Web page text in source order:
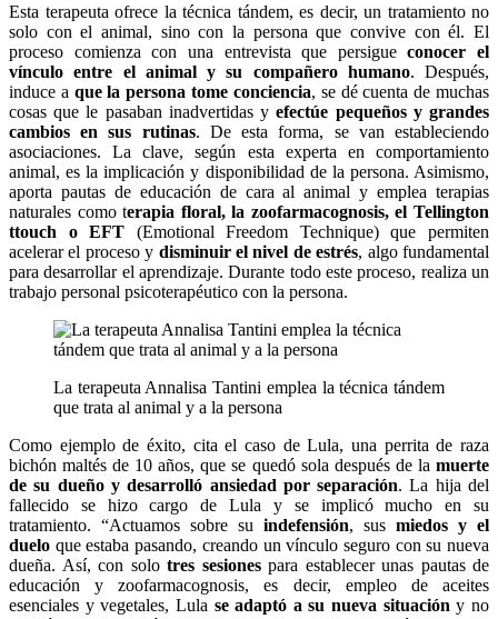
Esta terapeuta ofrece la técnica tándem, es decir, un tratamiento no
solo con el animal, sino con la persona que convive con él. El
proceso comienza con una entrevista que persigueconocer el
vínculo entre el animal y su compañero humano. Después,
induce a que la persona tome conciencia, se dé cuenta de muchas
cosas que le pasaban inadvertidas yefectúe pequeños y grandes
cambios en sus rutinas. De esta forma, se van estableciendo
asociaciones. La clave, según esta experta en comportamiento
animal, es la implicación y disponibilidad de la persona. Asimismo,
aporta pautas de educación de cara al animal y emplea terapias
naturales como terapia floral, la zoofarmacognosis, el Tellington
ttouch o EFT (Emotional Freedom Technique) que permiten
acelerar el proceso y disminuir el nivel de estrés, algo fundamental
para desarrollar el aprendizaje. Durante todo este proceso, realiza un
trabajo personal psicoterapéutico con la persona.
La terapeuta Annalisa Tantini emplea la técnica tándem
que trata al animal y a la persona
Como ejemplo de éxito, cita el caso de Lula, una perrita de raza
bichón maltés de 10 años, que se quedó sola después de la muerte
de su dueño y desarrolló ansiedad por separación. La hija del
fallecido se hizo cargo de Lula y se implicó mucho en su
tratamiento. “Actuamos sobre su indefensión, sus miedos y el
duelo que estaba pasando, creando un vínculo seguro con su nueva
dueña. Así, con solo tres sesiones para establecer unas pautas de
educación y zoofarmacognosis, es decir, empleo de aceites
esenciales y vegetales, Lula se adaptó a su nueva situacióny no